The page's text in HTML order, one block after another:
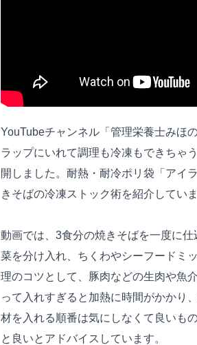
YouTubeチャンネル「管理栄養士みほ
ラップにいれて調理も冷凍もできちゃ
開しました。耐熱・耐冷ポリ袋「アイ
きそばの冷凍ストック術を紹介していま
動画では、3食分の焼きそばを一度に
菜を分け入れ、ちくわやシーフードミ
理のコツとして、豚肉などの生肉や魚
って入れすぎると加熱に時間がかかり
材を入れる順番は気にしなくて良いも
と良いとアドバイスしています。